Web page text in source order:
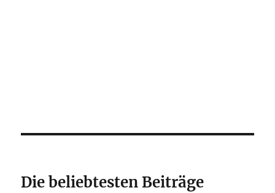
Die beliebtesten Beiträge